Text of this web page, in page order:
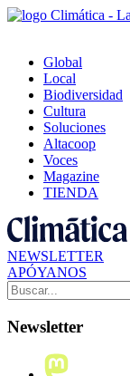
Global
Local
Biodiversidad
Cultura
Soluciones
Altacoop
Voces
Magazine
TIENDA
NEWSLETTER
APÓYANOS
Buscar:
Newsletter